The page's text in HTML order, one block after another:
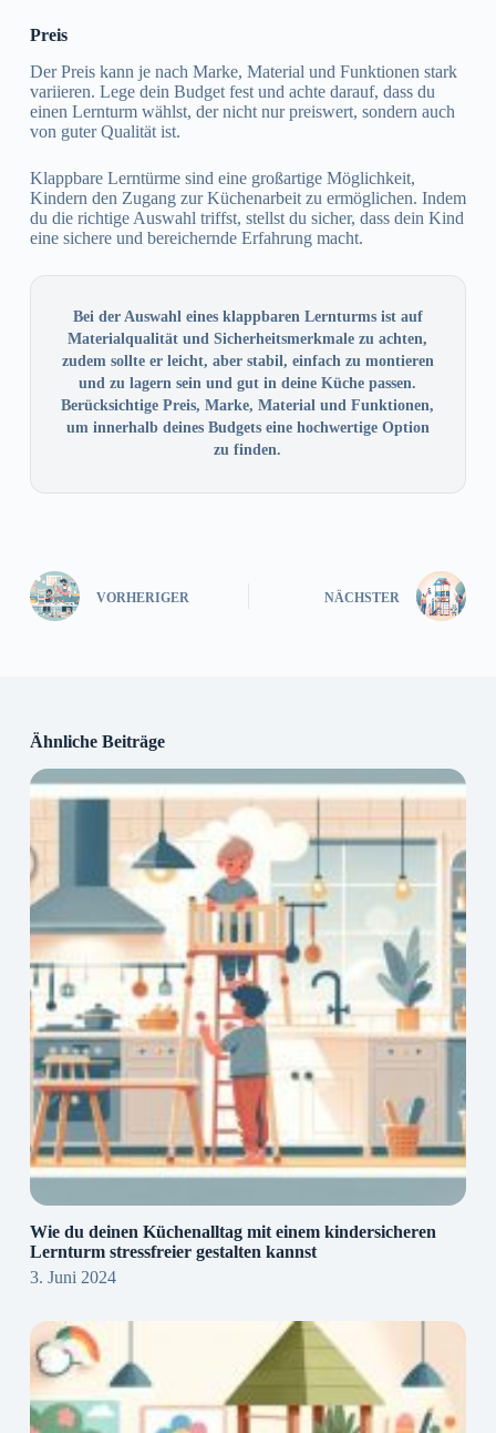
Preis
Der Preis kann je nach Marke, Material und Funktionen stark
variieren. Lege dein Budget fest und achte darauf, dass du
einen Lernturm wählst, der nicht nur preiswert, sondern auch
von guter Qualität ist.
Klappbare Lerntürme sind eine großartige Möglichkeit,
Kindern den Zugang zur Küchenarbeit zu ermöglichen. Indem
du die richtige Auswahl triffst, stellst du sicher, dass dein Kind
eine sichere und bereichernde Erfahrung macht.
Bei der Auswahl eines klappbaren Lernturms ist auf
Materialqualität und Sicherheitsmerkmale zu achten,
zudem sollte er leicht, aber stabil, einfach zu montieren
und zu lagern sein und gut in deine Küche passen.
Berücksichtige Preis, Marke, Material und Funktionen,
um innerhalb deines Budgets eine hochwertige Option
zu finden.
VORHERIGER NÄCHSTER
Ähnliche Beiträge
Wie du deinen Küchenalltag mit einem kindersicheren
Lernturm stressfreier gestalten kannst
3. Juni 2024